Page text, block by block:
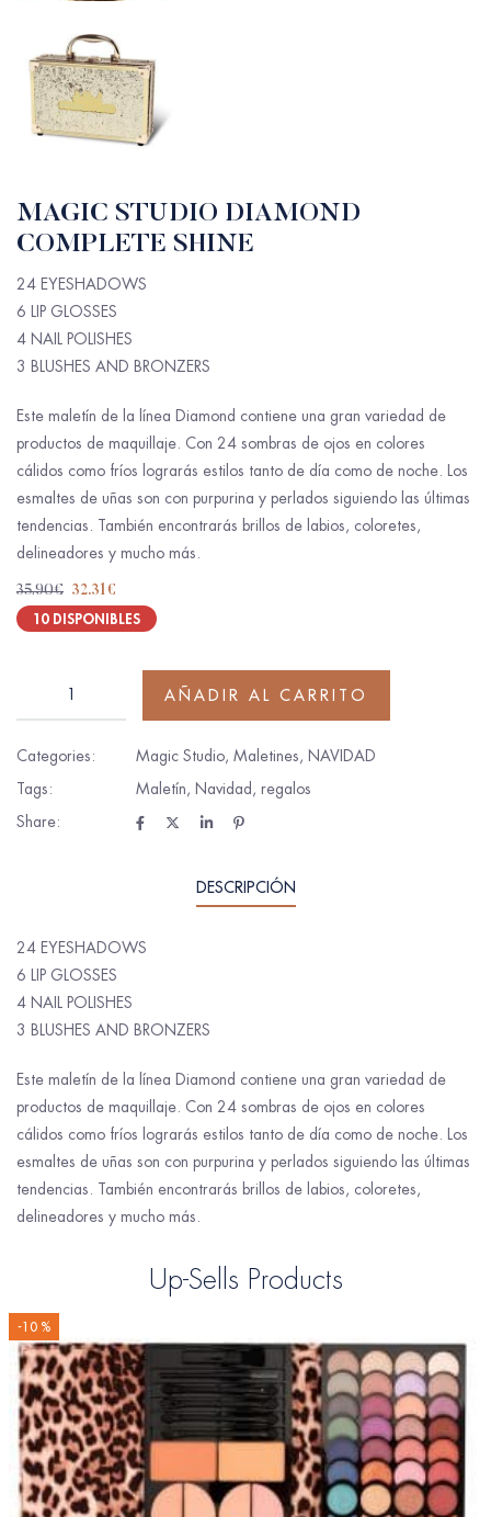
MAGIC STUDIO DIAMOND
COMPLETE SHINE
24 EYESHADOWS
6 LIP GLOSSES
4 NAIL POLISHES
3 BLUSHES AND BRONZERS
Este maletín de la línea Diamond contiene una gran variedad de
productos de maquillaje. Con 24 sombras de ojos en colores
cálidos como fríos lograrás estilos tanto de día como de noche. Los
esmaltes de uñas son con purpurina y perlados siguiendo las últimas
tendencias. También encontrarás brillos de labios, coloretes,
delineadores y mucho más.
35.90€ 32.31€
10 DISPONIBLES
AÑADIR AL CARRITO
Categories: Magic Studio, Maletines, NAVIDAD
Tags:
Maletín, Navidad, regalos
Share:
DESCRIPCIÓN
24 EYESHADOWS
6 LIP GLOSSES
4 NAIL POLISHES
3 BLUSHES AND BRONZERS
Este maletín de la línea Diamond contiene una gran variedad de
productos de maquillaje. Con 24 sombras de ojos en colores
cálidos como fríos lograrás estilos tanto de día como de noche. Los
esmaltes de uñas son con purpurina y perlados siguiendo las últimas
tendencias. También encontrarás brillos de labios, coloretes,
delineadores y mucho más.
Up-Sells Products
-10 %